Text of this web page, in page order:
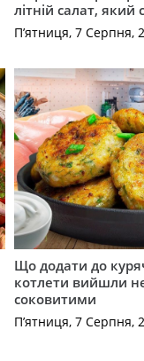
літній салат,
П’ятниця, 7 Серпня,
Що додати до
котлети вийшли
соковитими
П’ятниця, 7 Серпня,